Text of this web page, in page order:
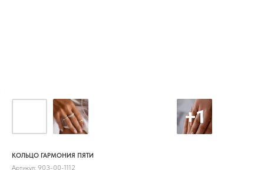
КОЛЬЦО ГАРМОНИЯ ПЯТИ
Артикул: 903-00-1112